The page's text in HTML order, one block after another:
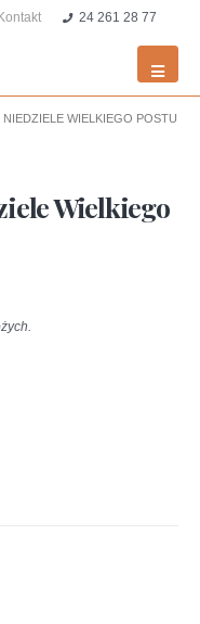
24 261 28 77
WIELKIEGO POSTU
Wielkiego